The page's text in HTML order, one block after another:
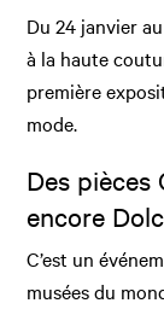
Du 24 janvier
à la haute
première
mode.
Des pièces
encore
C’est un
musées du